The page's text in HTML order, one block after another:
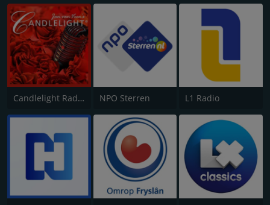
Candlelight Radio NPO Sterren L1 Radio